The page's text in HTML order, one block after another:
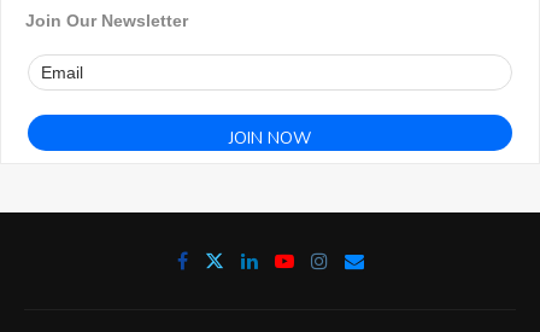
Join Our Newsletter